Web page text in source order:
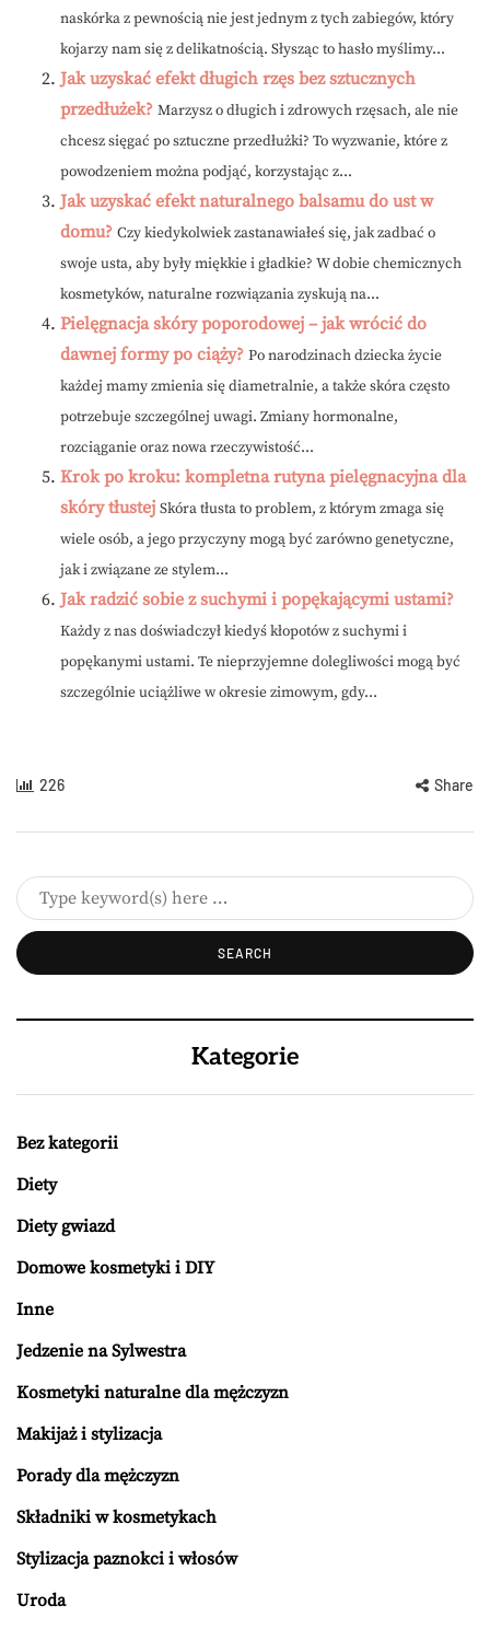
naskórka z pewnością nie jest jednym z tych zabiegów, który
kojarzy nam się z delikatnością. Słysząc to hasło myślimy...
Jak uzyskać efekt długich rzęs bez sztucznych
przedłużek? Marzysz o długich i zdrowych rzęsach, ale nie
chcesz sięgać po sztuczne przedłużki? To wyzwanie, które z
powodzeniem można podjąć, korzystając z...
Jak uzyskać efekt naturalnego balsamu do ust w
domu? Czy kiedykolwiek zastanawiałeś się, jak zadbać o
swoje usta, aby były miękkie i gładkie? W dobie chemicznych
kosmetyków, naturalne rozwiązania zyskują na...
Pielęgnacja skóry poporodowej – jak wrócić do
dawnej formy po ciąży? Po narodzinach dziecka życie
każdej mamy zmienia się diametralnie, a także skóra często
potrzebuje szczególnej uwagi. Zmiany hormonalne,
rozciąganie oraz nowa rzeczywistość...
Krok po kroku: kompletna rutyna pielęgnacyjna dla
skóry tłustej Skóra tłusta to problem, z którym zmaga się
wiele osób, a jego przyczyny mogą być zarówno genetyczne,
jak i związane ze stylem...
Jak radzić sobie z suchymi i popękającymi ustami?
Każdy z nas doświadczył kiedyś kłopotów z suchymi i
popękanymi ustami. Te nieprzyjemne dolegliwości mogą być
szczególnie uciążliwe w okresie zimowym, gdy...
226 Share
Kategorie
Bez kategorii
Diety
Diety gwiazd
Domowe kosmetyki i DIY
Inne
Jedzenie na Sylwestra
Kosmetyki naturalne dla mężczyzn
Makijaż i stylizacja
Porady dla mężczyzn
Składniki w kosmetykach
Stylizacja paznokci i włosów
Uroda